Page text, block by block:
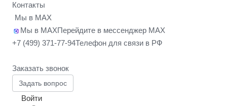
Контакты
Мы в MAX
Мы в MAXПерейдите в мессенджер MAX
+7 (499) 371-77-94Телефон для связи в РФ
Заказать звонок
Задать вопрос
Войти